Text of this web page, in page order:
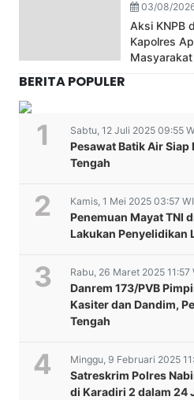
03/08/
Aksi KNPB
Kapolres
BERITA POPULER
Sabtu, 12 Juli 2025 09:55
Pesawat Batik Air
Tengah
Kamis, 1 Mei 2025 03:57
Penemuan Mayat TNI
Lakukan Penyelidikan
Rabu, 26 Maret 2025
Danrem 173/PVB
Kasiter dan Dandim,
Tengah
Minggu, 9 Februari 2025
Satreskrim Polres
di Karadiri 2 dalam 24